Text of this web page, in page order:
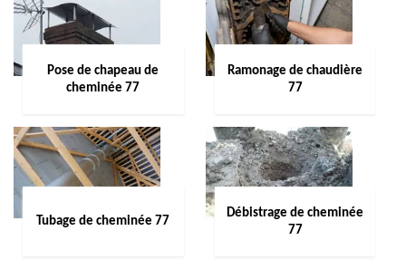
Pose de chapeau de
cheminée 77
Ramonage de chaudière
77
Tubage de cheminée 77
Débistrage de cheminée
77